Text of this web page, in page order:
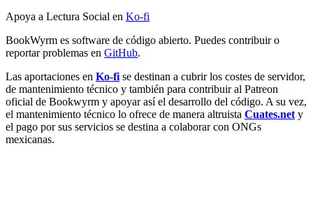
Apoya a Lectura Social en Ko-fi
BookWyrm es software de código abierto. Puedes contribuir o
reportar problemas en GitHub.
Las aportaciones en Ko-fi se destinan a cubrir los costes de servidor,
de mantenimiento técnico y también para contribuir al Patreon
oficial de Bookwyrm y apoyar así el desarrollo del código. A su vez,
el mantenimiento técnico lo ofrece de manera altruista Cuates.net y
el pago por sus servicios se destina a colaborar con ONGs
mexicanas.